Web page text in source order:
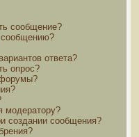
сообщение?
сообщению?
ответа?
опрос?
модератору?
создании сообщения?